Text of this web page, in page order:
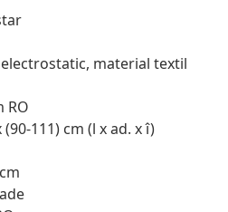
material textil
RO
111) cm (l x ad. x î)